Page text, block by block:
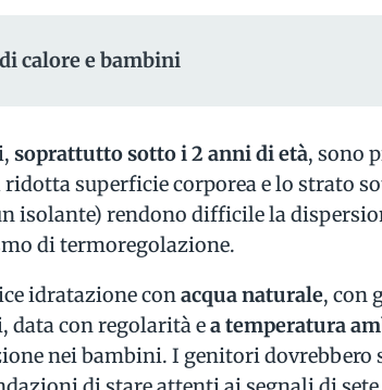
calore e bambini
soprattutto sotto i 2 anni di età, sono
superficie corporea e lo strato
isolante) rendono difficile la
di termoregolazione.
idratazione conacqua naturale, con
data con regolarità ea temperatura
nei bambini. I genitori dovrebbero